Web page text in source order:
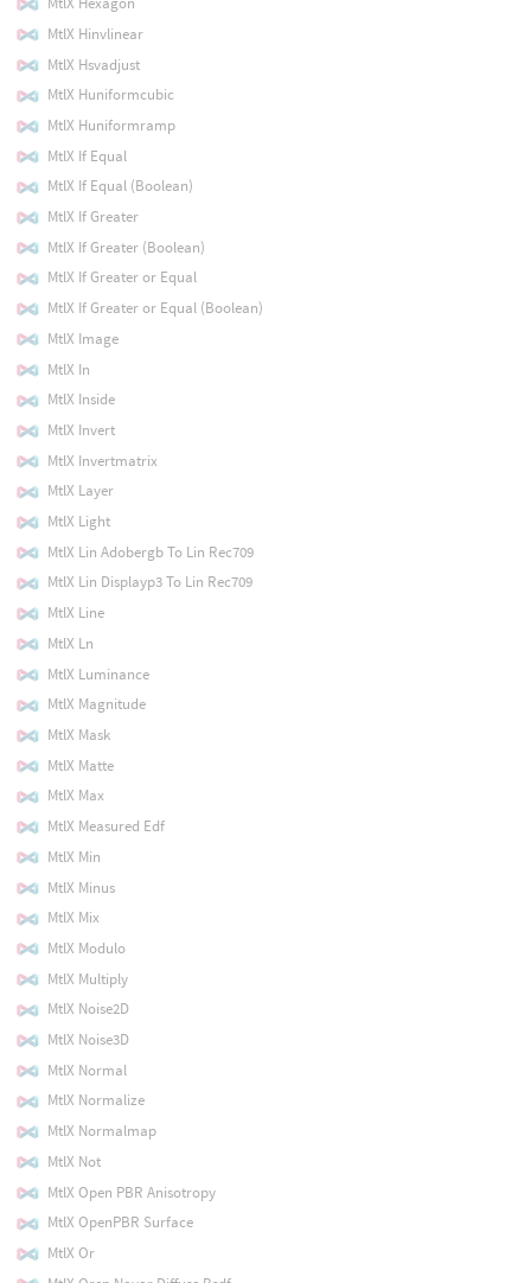
MtlX Hinvlinear
MtlX Hsvadjust
MtlX Huniformcubic
MtlX Huniformramp
MtlX If Equal
MtlX If Equal (Boolean)
MtlX If Greater
MtlX If Greater (Boolean)
MtlX If Greater or Equal
MtlX If Greater or Equal (Boolean)
MtlX Image
MtlX In
MtlX Inside
MtlX Invert
MtlX Invertmatrix
MtlX Layer
MtlX Light
MtlX Lin Adobergb To Lin Rec709
MtlX Lin Displayp3 To Lin Rec709
MtlX Line
MtlX Ln
MtlX Luminance
MtlX Magnitude
MtlX Mask
MtlX Matte
MtlX Max
MtlX Measured Edf
MtlX Min
MtlX Minus
MtlX Mix
MtlX Modulo
MtlX Multiply
MtlX Noise2D
MtlX Noise3D
MtlX Normal
MtlX Normalize
MtlX Normalmap
MtlX Not
MtlX Open PBR Anisotropy
MtlX OpenPBR Surface
MtlX Or